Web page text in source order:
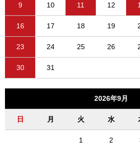
9 10 11 12
16 17 18 19
23 24 25 26
30 31
2026年9月
日 月 火 水
1 2